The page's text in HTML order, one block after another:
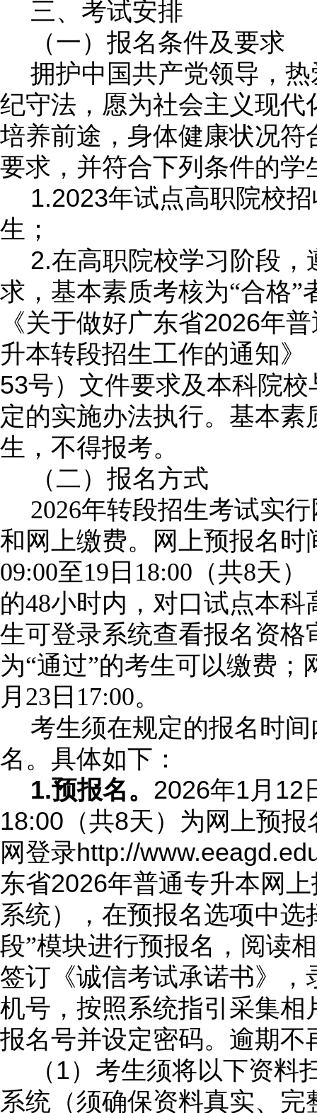
三、考试安排
（一）报名条件及要求
拥护中国共产党领导，
纪守法，愿为社会主义现代
培养前途，身体健康状况符
要求，并符合下列条件的学
1.2023年试点高职院校
生；
2.在高职院校学习阶段
求，基本素质考核为“合格”
《关于做好广东省2026年
升本转段招生工作的通知》
53号） 文件要求及本科院
定的实施办法执行。基本素
生，不得报考。
（二）报名方式
2026年转段招生考试实
和网上缴费。网上预报名时
09:00至19 日 18:00 （共8天）
的48小时内，对口试点本科
生可登录系统查看报名资格
为“通过”的考生可以缴费；
月 23 日 17:00。
考生须在规定的报名时
名。具体如下：
1.预报名。 2026年1月 12
18:00 （共8天）为网上预
网登录http://
东省2026年普通专升本网
系统），在预报名选项中选
段”模块进行预报名，阅读
签订《诚信考试承诺书》
机号，按照系统指引采集相
报名号并设定密码。逾期不
（1）考生须将以下资料
系统（须确保资料真实、